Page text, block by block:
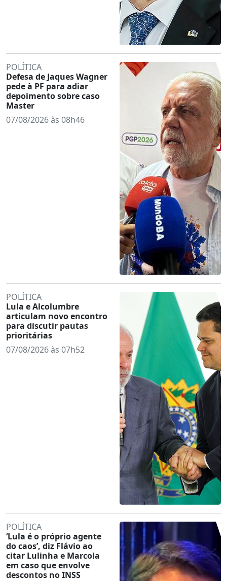
POLÍTICA
Defesa de Jaques Wagner
pede à PF para adiar
depoimento sobre caso
Master
07/08/2026 às 08h46
POLÍTICA
Lula e Alcolumbre
articulam novo encontro
para discutir pautas
prioritárias
07/08/2026 às 07h52
POLÍTICA
‘Lula é o próprio agente
do caos’, diz Flávio ao
citar Lulinha e Marcola
em caso que envolve
descontos no INSS